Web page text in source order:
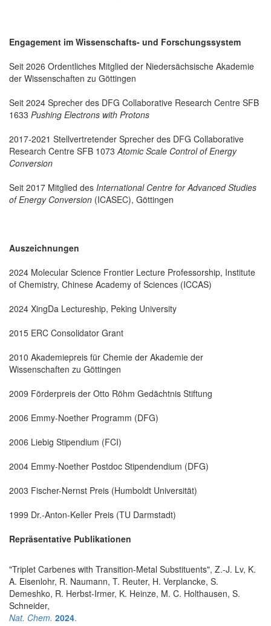
Engagement im Wissenschafts- und Forschungssystem
Seit 2026 Ordentliches Mitglied der Niedersächsische Akademie
der Wissenschaften zu Göttingen
Seit 2024 Sprecher des DFG Collaborative Research Centre SFB
1633 Pushing Electrons with Protons
2017-2021 Stellvertretender Sprecher des DFG Collaborative
Research Centre SFB 1073 Atomic Scale Control of Energy
Conversion
Seit 2017 Mitglied des International Centre for Advanced Studies
of Energy Conversion (ICASEC), Göttingen
Auszeichnungen
2024 Molecular Science Frontier Lecture Professorship, Institute
of Chemistry, Chinese Academy of Sciences (ICCAS)
2024 XingDa Lectureship, Peking University
2015 ERC Consolidator Grant
2010 Akademiepreis für Chemie der Akademie der
Wissenschaften zu Göttingen
2009 Förderpreis der Otto Röhm Gedächtnis Stiftung
2006 Emmy-Noether Programm (DFG)
2006 Liebig Stipendium (FCI)
2004 Emmy-Noether Postdoc Stipendendium (DFG)
2003 Fischer-Nernst Preis (Humboldt Universität)
1999 Dr.-Anton-Keller Preis (TU Darmstadt)
Repräsentative Publikationen
"Triplet Carbenes with Transition-Metal Substituents", Z.-J. Lv, K.
A. Eisenlohr, R. Naumann, T. Reuter, H. Verplancke, S.
Demeshko, R. Herbst-Irmer, K. Heinze, M. C. Holthausen, S.
Schneider,
Nat. Chem. 2024.